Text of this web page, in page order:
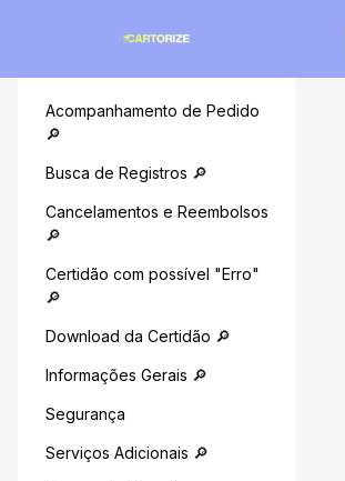
Acompanhamento de Pedido
🔎
Busca de Registros 🔎
Cancelamentos e Reembolsos
🔎
Certidão com possível "Erro"
🔎
Download da Certidão 🔎
Informações Gerais 🔎
Segurança
Serviços Adicionais 🔎